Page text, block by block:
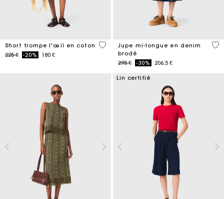
Short trompe l'œil en coton
Price reduced from
225 €to-20% 180 €
5 out of 5 Customer Rating
Jupe mi-longue en denim
brodé
Price reduced from
295 €to-30% 206,5 €
3,4
Lin certifié